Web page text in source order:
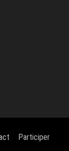
Participer